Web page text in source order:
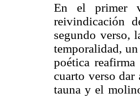
En el primer
reivindicación
segundo verso,
temporalidad,
poética
cuarto verso dar
tauna y el